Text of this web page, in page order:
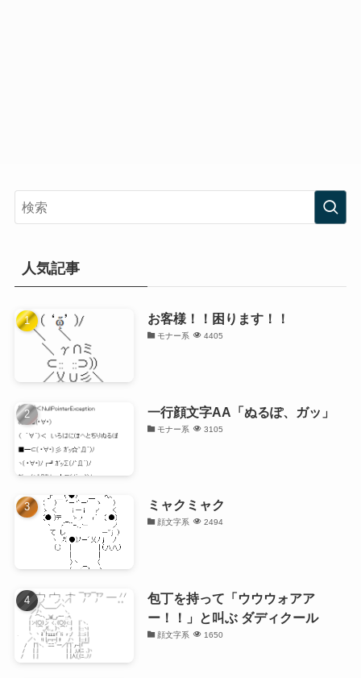
人気記事
お客様！！困ります！！
モナー系 4405
一行顔文字AA「ぬるぽ、ガッ」
モナー系 3105
ミャクミャク
顔文字系 2494
包丁を持って「ウウウォアア
ー！！」と叫ぶ ダディクール
顔文字系 1650